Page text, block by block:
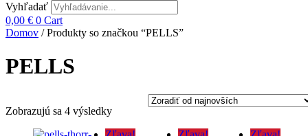
Vyhľadať
0,00 € 0 Cart
Domov / Produkty so značkou “PELLS”
PELLS
Zobrazujú sa 4 výsledkyZoradené